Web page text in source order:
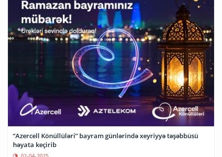
“Azercell Könüllüləri” bayram günlərində xeyriyyə təşəbbüsü
həyata keçirib